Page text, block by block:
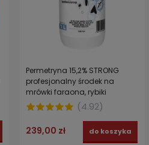
Permetryna 15,2% STRONG
profesjonalny środek na
mrówki faraona, rybiki
cukrowe, muchy, meszki 1 l
(4.92)
239,00 zł do koszyka